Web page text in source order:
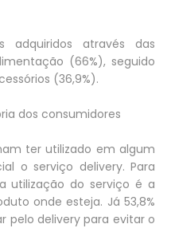
adquiridos através das
(66%), seguido
(36,9%).
dos consumidores
ter utilizado em algum
o serviço delivery. Para
utilização do serviço é a
onde esteja. Já 53,8%
pelo delivery para evitar o